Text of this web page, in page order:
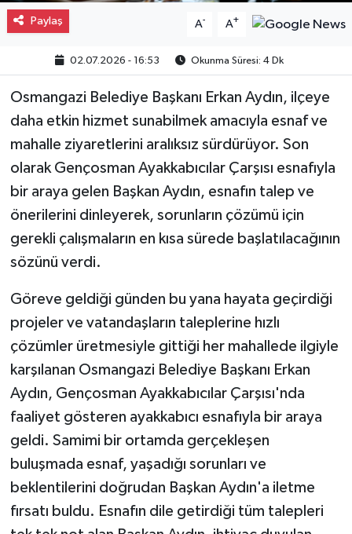
Paylaş A- A+
02.07.2026 - 16:53 Okunma Süresi: 4 Dk
Osmangazi Belediye Başkanı Erkan Aydın, ilçeye
daha etkin hizmet sunabilmek amacıyla esnaf ve
mahalle ziyaretlerini aralıksız sürdürüyor. Son
olarak Gençosman Ayakkabıcılar Çarşısı esnafıyla
bir araya gelen Başkan Aydın, esnafın talep ve
önerilerini dinleyerek, sorunların çözümü için
gerekli çalışmaların en kısa sürede başlatılacağının
sözünü verdi.
Göreve geldiği günden bu yana hayata geçirdiği
projeler ve vatandaşların taleplerine hızlı
çözümler üretmesiyle gittiği her mahallede ilgiyle
karşılanan Osmangazi Belediye Başkanı Erkan
Aydın, Gençosman Ayakkabıcılar Çarşısı'nda
faaliyet gösteren ayakkabıcı esnafıyla bir araya
geldi. Samimi bir ortamda gerçekleşen
buluşmada esnaf, yaşadığı sorunları ve
beklentilerini doğrudan Başkan Aydın'a iletme
fırsatı buldu. Esnafın dile getirdiği tüm talepleri